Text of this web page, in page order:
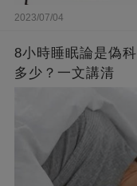
2023/07/04
8小時睡眠論是偽
多少？一文講清